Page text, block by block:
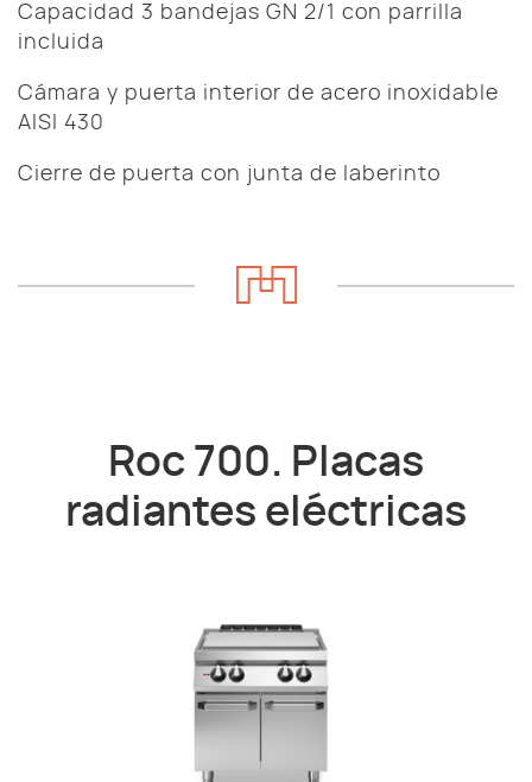
Capacidad 3 bandejas GN 2/1 con parrilla
incluida
Cámara y puerta interior de acero inoxidable
AISI 430
Cierre de puerta con junta de laberinto
Roc 700. Placas
radiantes eléctricas